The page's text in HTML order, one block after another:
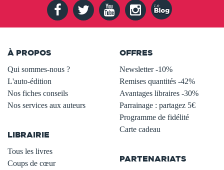
À PROPOS
Qui sommes-nous ?
L'auto-édition
Nos fiches conseils
Nos services aux auteurs
LIBRAIRIE
Tous les livres
Coups de cœur
OFFRES
Newsletter -10%
Remises quantités -42%
Avantages libraires -30%
Parrainage : partagez 5€
Programme de fidélité
Carte cadeau
PARTENARIATS